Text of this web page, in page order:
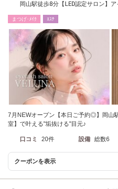
岡山駅徒歩8分【LED認定サロン】
まつげ･ﾒｲｸ ｴｽﾃ
7月NEWオープン【本日ご予約◎】岡山
室】で叶える"垢抜ける"目元♪
口コミ 20件 設備 総数6
クーポンを表示